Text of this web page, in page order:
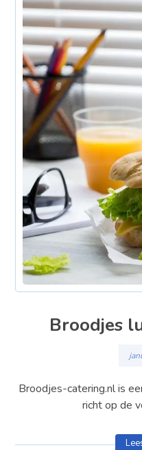
Broodjes
Broodjes-catering.nl is
richt op de